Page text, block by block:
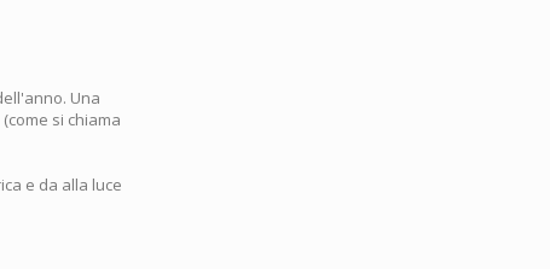
Una
si chiama
e da alla luce